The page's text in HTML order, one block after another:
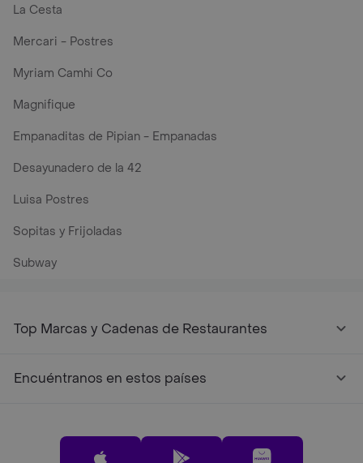
La Cesta
Mercari - Postres
Myriam Camhi Co
Magnifique
Empanaditas de Pipian - Empanadas
Desayunadero de la 42
Luisa Postres
Sopitas y Frijoladas
Subway
Top Marcas y Cadenas de Restaurantes
Encuéntranos en estos países